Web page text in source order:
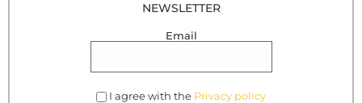
NEWSLETTER
Email
I agree with the Privacy policy